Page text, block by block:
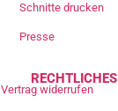
Schnitte drucken
Presse
RECHTLICHES
Vertrag widerrufen